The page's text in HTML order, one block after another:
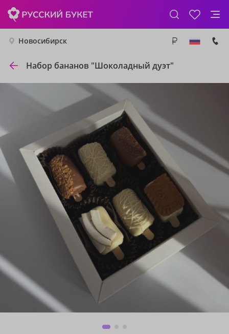
Новосибирск
Набор бананов "Шоколадный дуэт"